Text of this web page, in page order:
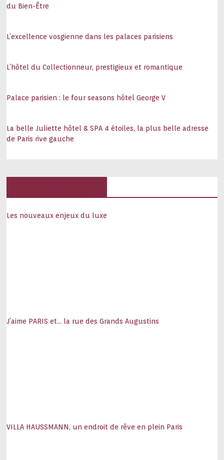
du Bien-Être
L’excellence vosgienne dans les palaces parisiens
L’hôtel du Collectionneur, prestigieux et romantique
Palace parisien : le four seasons hôtel George V
La belle Juliette hôtel & SPA 4 étoiles, la plus belle adresse
de Paris rive gauche
Les nouveaux enjeux du luxe
J’aime PARIS et… la rue des Grands Augustins
VILLA HAUSSMANN, un endroit de rêve en plein Paris